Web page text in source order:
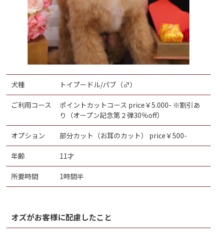
犬種 トイプードル/パブ（♂）
ご利用コース
ポイントカットコース price￥5.000- ※割引あ
り（オープン記念第２弾30％off）
オプション 部分カット（お耳のカット） price￥500-
年齢 11才
所要時間 1時間半
オズがお客様に配慮したこと